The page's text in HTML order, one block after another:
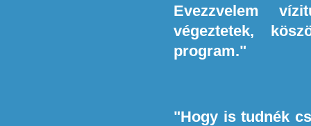
Evezzvelem
végeztetek,
program."
"Hogy is tudnék